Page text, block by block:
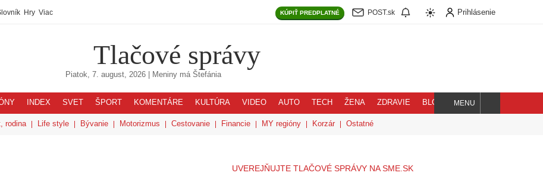
Hry Viac KÚPIŤ PREDPLATNÉ POST.sk Prihlásenie
Tlačové správy
Piatok, 7. august, 2026 | Meniny má Štefánia
INDEX SVET ŠPORT KOMENTÁRE KULTÚRA VIDEO AUTO TECH ŽENA ZDRAVIE BLOG
Hľadaj
MENU
rodina Life style Bývanie Motorizmus Cestovanie Financie MY regióny Korzár Ostatné
UVEREJŇUJTE TLAČOVÉ SPRÁVY NA SME.SK